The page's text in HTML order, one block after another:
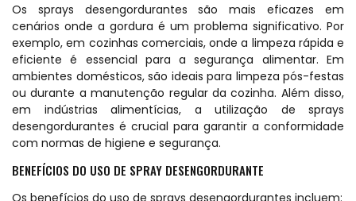
Os sprays desengordurantes são mais eficazes em
cenários onde a gordura é um problema significativo. Por
exemplo, em cozinhas comerciais, onde a limpeza rápida e
eficiente é essencial para a segurança alimentar. Em
ambientes domésticos, são ideais para limpeza pós-festas
ou durante a manutenção regular da cozinha. Além disso,
em indústrias alimentícias, a utilização de sprays
desengordurantes é crucial para garantir a conformidade
com normas de higiene e segurança.
BENEFÍCIOS DO USO DE SPRAY DESENGORDURANTE